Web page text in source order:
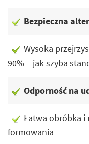
Bezpieczna
Wysoka
90% – jak szyba
Odporność na
Łatwa obróbka
formowania